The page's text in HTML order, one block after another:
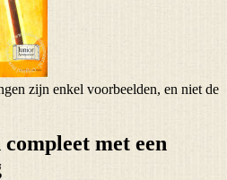
zijn enkel voorbeelden, en niet de
met een